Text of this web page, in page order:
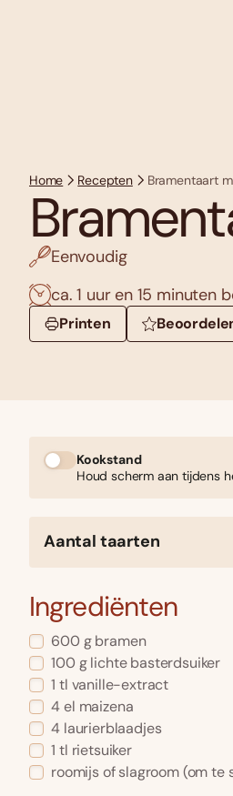
Home Recepten Bramentaart
Eenvoudig
ca. 1 uur en 15 minuten
Printen
Kookstand
Houd scherm aan tijdens
Aantal taarten
Ingrediënten
600 g bramen
100 g lichte basterdsuiker
1 tl vanille-extract
4el maizena
4 laurierblaadjes
1 tl rietsuiker
roomijs of slagroom(om te